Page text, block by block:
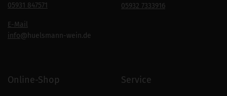
05931 847571
E-Mail
info@huelsmann-wein.de
05932 7333916
Online-Shop Service